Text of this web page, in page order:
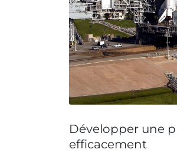
Développer une
efficacement